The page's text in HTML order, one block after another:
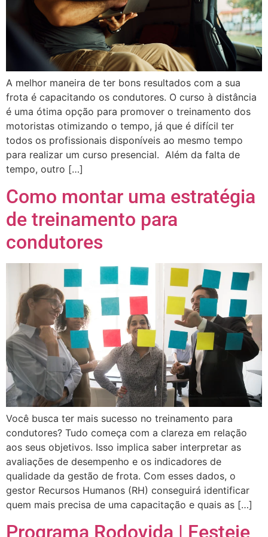
A melhor maneira de ter bons resultados com a sua
frota é capacitando os condutores. O curso à distância
é uma ótima opção para promover o treinamento dos
motoristas otimizando o tempo, já que é difícil ter
todos os profissionais disponíveis ao mesmo tempo
para realizar um curso presencial. Além da falta de
tempo, outro […]
Como montar uma estratégia
de treinamento para
condutores
Você busca ter mais sucesso no treinamento para
condutores? Tudo começa com a clareza em relação
aos seus objetivos. Isso implica saber interpretar as
avaliações de desempenho e os indicadores de
qualidade da gestão de frota. Com esses dados, o
gestor Recursos Humanos (RH) conseguirá identificar
quem mais precisa de uma capacitação e quais as […]
Programa Rodovida | Festeje